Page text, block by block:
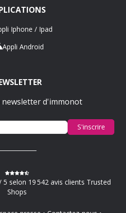
Iphone / Ipad
Appli Android
newsletter d'immonot
S'inscrire
selon 19 542 avis clients Trusted
Shops